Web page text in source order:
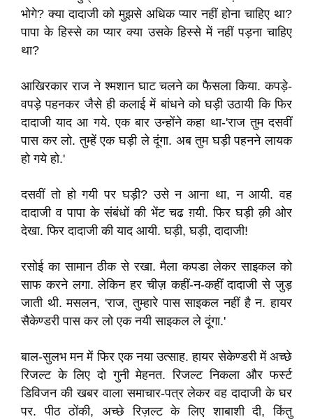
भोगे? क्या दादाजी को मुझसे अधिक प्यार नहीं होना चाहिए था?
पापा के हिस्से का प्यार क्या उसके हिस्से में नहीं पड़ना चाहिए
था?
आखिरकार राज ने श्मशान घाट चलने का फैसला किया. कपड़े-
वपड़े पहनकर जैसे ही कलाई में बांधने को घड़ी उठायी कि फिर
दादाजी याद आ गये. एक बार उन्होंने कहा था-'राज तुम दसवीं
पास कर लो. तुम्हें एक घड़ी ले दूंगा. अब तुम घड़ी पहनने लायक
हो गये हो.'
दसवीं तो हो गयी पर घड़ी? उसे न आना था, न आयी. वह
दादाजी व पापा के संबंधों की भेंट चढ ग़यी. फिर घड़ी क़ी ओर
देखा. फिर दादाजी की याद आयी. घड़ी, घड़ी, दादाजी!
रसोई का सामान ठीक से रखा. मैला कपडा लेकर साइकल को
साफ करने लगा. लेकिन हर चीज़ कहीं-न-कहीं दादाजी से जुड़
जाती थी. मसलन, 'राज, तुम्हारे पास साइकल नहीं है न. हायर
सैकेण्डरी पास कर लो एक नयी साइकल ले दूंगा.'
बाल-सुलभ मन में फिर एक नया उत्साह. हायर सेकेण्डरी में अच्छे
रिजल्ट के लिए दो गुनी मेहनत. रिजल्ट निकला और फर्स्ट
डिविजन की खबर वाला समाचार-पत्र लेकर वह दादाजी के घर
पर. पीठ ठोंकी, अच्छे रिज़ल्ट के लिए शाबाशी दी, किंतु